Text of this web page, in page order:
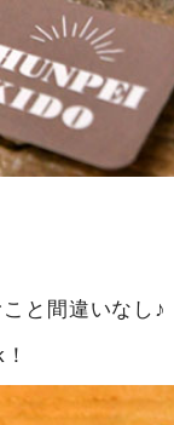
と間違いなし♪